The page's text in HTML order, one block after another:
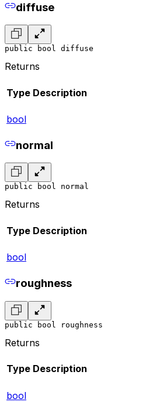
diffuse
public bool diffuse
Returns
Type Description
bool
normal
public bool normal
Returns
Type Description
bool
roughness
public bool roughness
Returns
Type Description
bool